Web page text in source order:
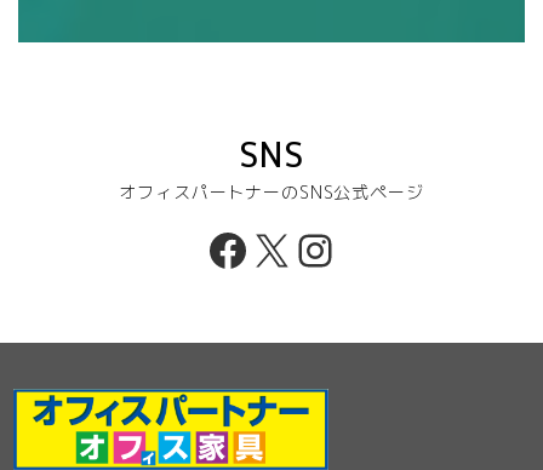
SNS
オフィスパートナーのSNS公式ページ
Facebook
X Instagram